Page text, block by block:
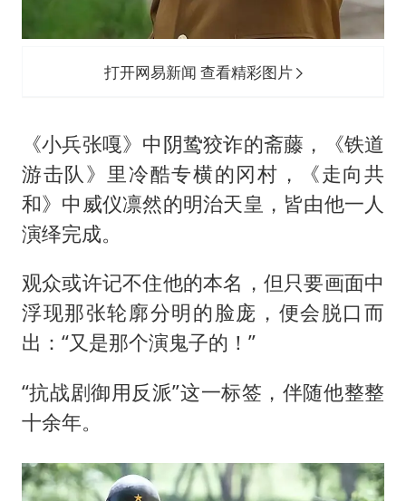
打开网易新闻 查看精彩图片
《小兵张嘎》中阴鸷狡诈的斋藤，《铁道
游击队》里冷酷专横的冈村，《走向共
和》中威仪凛然的明治天皇，皆由他一人
演绎完成。
观众或许记不住他的本名，但只要画面中
浮现那张轮廓分明的脸庞，便会脱口而
出：“又是那个演鬼子的！”
“抗战剧御用反派”这一标签，伴随他整整
十余年。